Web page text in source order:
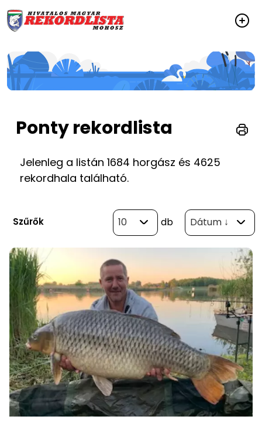
Ponty rekordlista
Jelenleg a listán 1684 horgász és 4625
rekordhala található.
Szűrők 10 db Dátum ↓